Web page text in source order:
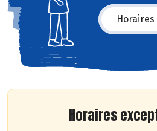
Horaires
Horaires